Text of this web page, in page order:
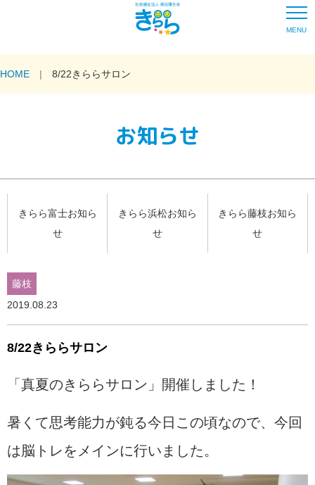
MENU
HOME 8/22きららサロン
お知らせ
きらら富士お知ら
せ
きらら浜松お知ら
せ
きらら藤枝お知ら
せ
藤枝
2019.08.23
8/22きららサロン
「真夏のきららサロン」開催しました！
暑くて思考能力が鈍る今日この頃なので、今回
は脳トレをメインに行いました。